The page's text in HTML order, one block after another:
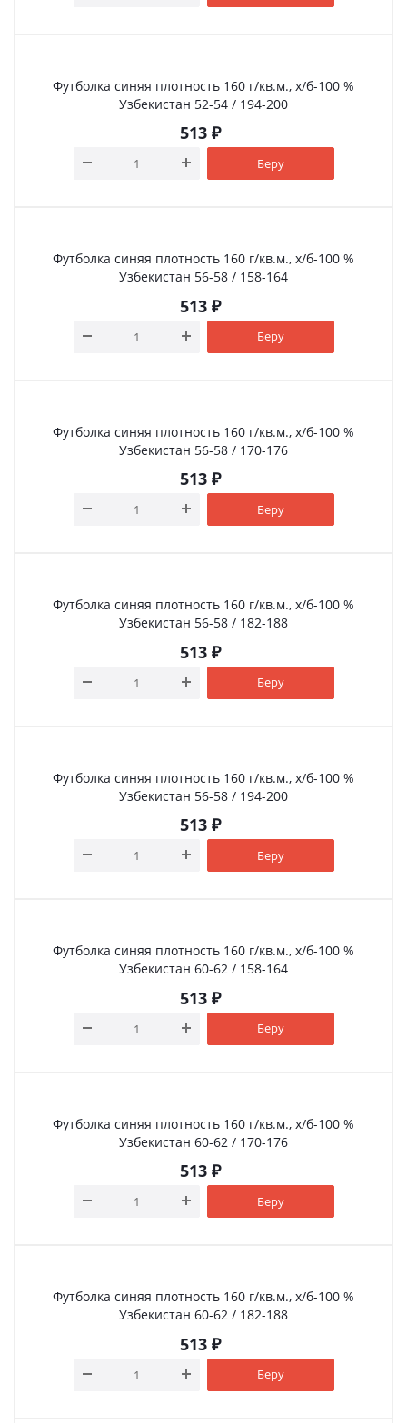
Футболка синяя плотность 160 г/кв.м., х/б-100 %
Узбекистан 52-54 / 194-200
513 ₽
Беру
Футболка синяя плотность 160 г/кв.м., х/б-100 %
Узбекистан 56-58 / 158-164
513 ₽
Беру
Футболка синяя плотность 160 г/кв.м., х/б-100 %
Узбекистан 56-58 / 170-176
513 ₽
Беру
Футболка синяя плотность 160 г/кв.м., х/б-100 %
Узбекистан 56-58 / 182-188
513 ₽
Беру
Футболка синяя плотность 160 г/кв.м., х/б-100 %
Узбекистан 56-58 / 194-200
513 ₽
Беру
Футболка синяя плотность 160 г/кв.м., х/б-100 %
Узбекистан 60-62 / 158-164
513 ₽
Беру
Футболка синяя плотность 160 г/кв.м., х/б-100 %
Узбекистан 60-62 / 170-176
513 ₽
Беру
Футболка синяя плотность 160 г/кв.м., х/б-100 %
Узбекистан 60-62 / 182-188
513 ₽
Беру